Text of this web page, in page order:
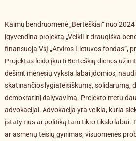
Kaimų bendruomenė „Berteškiai“ nuo
įgyvendina projektą „Veikli ir draugiška
finansuoja VšĮ „Atviros Lietuvos fondas“,
Projektas leido įkurti Berteškių dienos
dešimt mėnesių vyksta labai įdomios,
skatinančios lygiateisiškumą, solidarumą,
demokratinį dalyvavimą. Projekto metu
advokacijai. Advokacija yra veikla, kuria
įstatymus ar politiką tam tikro tikslo labui.
ar asmenų teisių gynimas, visuomenės